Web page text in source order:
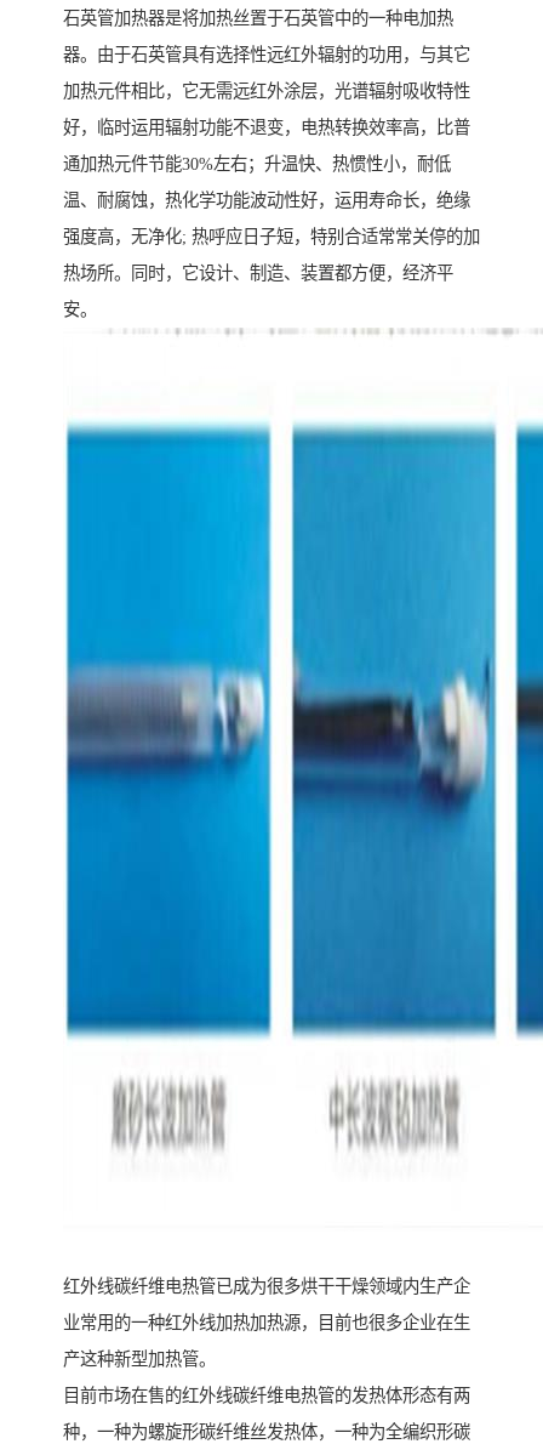
石英管加热器是将加热丝置于石英管中的一种电加热
器。由于石英管具有选择性远红外辐射的功用，与其它
加热元件相比，它无需远红外涂层，光谱辐射吸收特性
好，临时运用辐射功能不退变，电热转换效率高，比普
通加热元件节能30%左右；升温快、热惯性小，耐低
温、耐腐蚀，热化学功能波动性好，运用寿命长，绝缘
强度高，无净化; 热呼应日子短，特别合适常常关停的加
热场所。同时，它设计、制造、装置都方便，经济平
安。
红外线碳纤维电热管已成为很多烘干干燥领域内生产企
业常用的一种红外线加热加热源，目前也很多企业在生
产这种新型加热管。
目前市场在售的红外线碳纤维电热管的发热体形态有两
种，一种为螺旋形碳纤维丝发热体，一种为全编织形碳